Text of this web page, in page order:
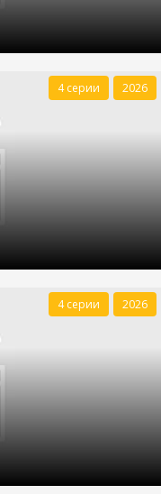
4 серии 2026
4 серии 2026